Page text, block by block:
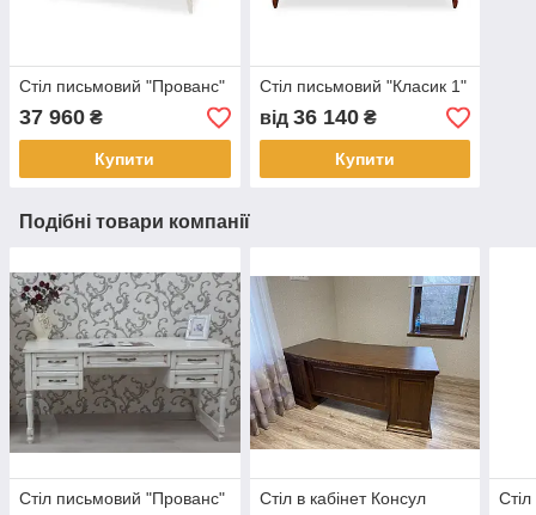
Стіл письмовий "Прованс"
37 960 ₴
Купити
Стіл письмовий "Класик 1"
від 36 140₴
Купити
Подібні товари компанії
Стіл письмовий "Прованс" Стіл в кабінет Консул